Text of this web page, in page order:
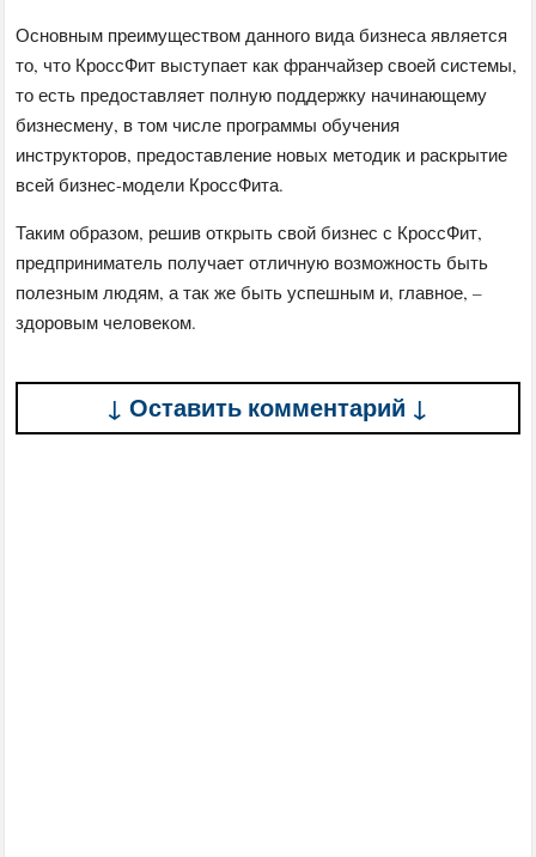
Основным преимуществом данного вида бизнеса является
то, что КроссФит выступает как франчайзер своей системы,
то есть предоставляет полную поддержку начинающему
бизнесмену, в том числе программы обучения
инструкторов, предоставление новых методик и раскрытие
всей бизнес-модели КроссФита.
Таким образом, решив открыть свой бизнес с КроссФит,
предприниматель получает отличную возможность быть
полезным людям, а так же быть успешным и, главное, –
здоровым человеком.
↓ Оставить комментарий ↓